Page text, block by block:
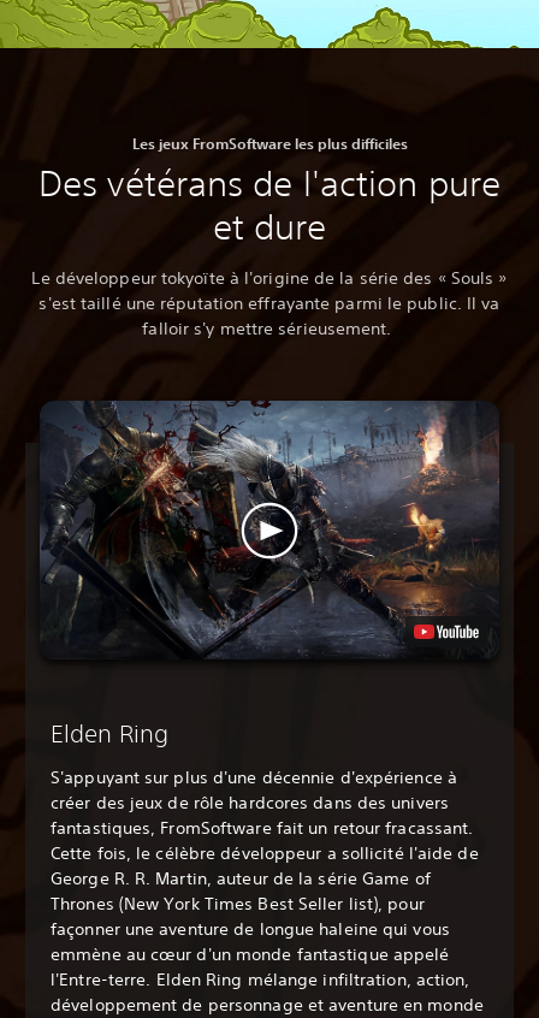
Les jeux FromSoftware les plus difficiles
Des vétérans de l'action pure
et dure
Le développeur tokyoïte à l'origine de la série des « Souls »
s'est taillé une réputation effrayante parmi le public. Il va
falloir s'y mettre sérieusement.
Elden Ring
S'appuyant sur plus d'une décennie d'expérience à
créer des jeux de rôle hardcores dans des univers
fantastiques, FromSoftware fait un retour fracassant.
Cette fois, le célèbre développeur a sollicité l'aide de
George R. R. Martin, auteur de la série Game of
Thrones (New York Times Best Seller list), pour
façonner une aventure de longue haleine qui vous
emmène au cœur d'un monde fantastique appelé
l'Entre-terre. Elden Ring mélange infiltration, action,
développement de personnage et aventure en monde